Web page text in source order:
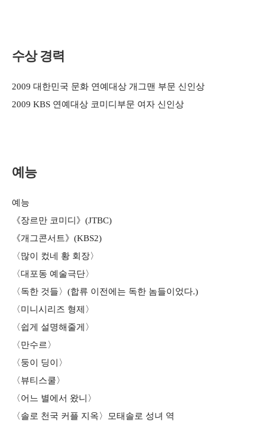
수상 경력
2009 대한민국 문화 연예대상 개그맨 부문 신인상
2009 KBS 연예대상 코미디부문 여자 신인상
예능
예능
《장르만 코미디》(JTBC)
《개그콘서트》(KBS2)
〈많이 컸네 황 회장〉
〈대포동 예술극단〉
〈독한 것들〉(합류 이전에는 독한 놈들이었다.)
〈미니시리즈 형제〉
〈쉽게 설명해줄게〉
〈만수르〉
〈둥이 딩이〉
〈뷰티스쿨〉
〈어느 별에서 왔니〉
〈솔로 천국 커플 지옥〉모태솔로 성녀 역